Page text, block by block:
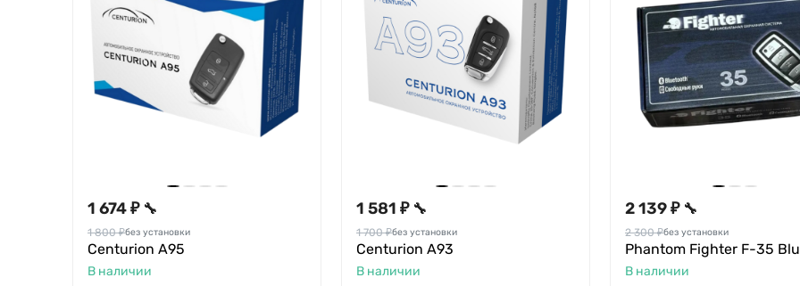
1 674 ₽ 🔧
1 800 ₽без установки
Centurion A95
В наличии
1 581 ₽ 🔧
1 700 ₽без установки
Centurion A93
В наличии
2 139 ₽ 🔧
2 300 ₽без установки
Phantom Fighter F-35
В наличии